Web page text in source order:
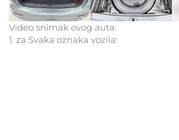
Video snimak ovog auta:
1. za Svaka oznaka vozila: